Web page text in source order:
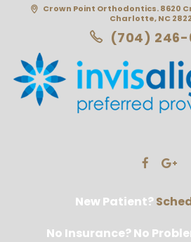
Crown Point Orthodontics. 8620
Charlotte, NC
(704) 246-
New Patient?
No Insurance? No